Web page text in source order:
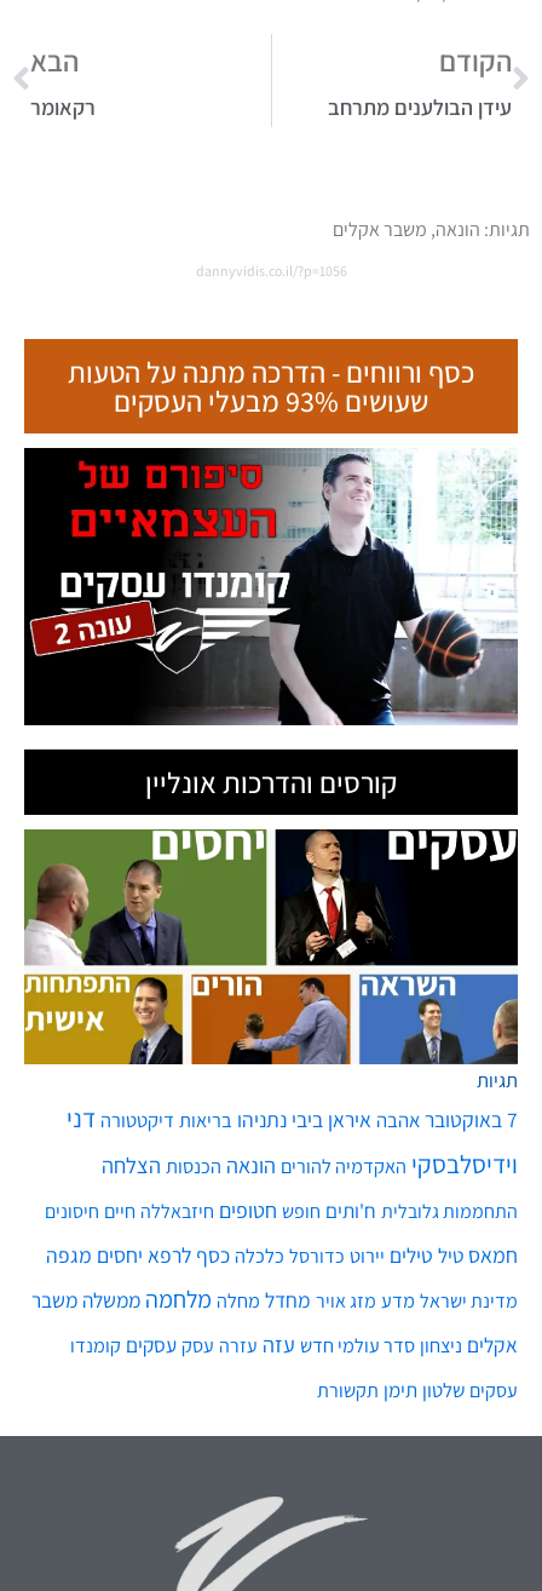
הקודם
עידן הבולענים מתרחב
הבא
רקאומר
תגיות: הונאה משבר אקלים
dannyvidis.co.il/?p=1056
כסף ורווחים - הדרכה מתנה על הטעות
שעושים 93% מבעלי העסקים
קורסים והדרכות אונליין
תגיות
7 באוקטובר אהבה איראן ביבי נתניהו בריאות דיקטטורה דני
וידיסלבסקי האקדמיה להורים הונאה הכנסות הצלחה
התחממות גלובלית ח'ותים חופש חטופים חיזבאללה חיים חיסונים
חמאס טיל טילים יירוט כדורסל כלכלה כסף לרפא יחסים מגפה
מדינת ישראל מדע מזג אויר מחדל מחלה מלחמה ממשלה משבר
אקלים ניצחון סדר עולמי חדש עזה עזרה עסק עסקים קומנדו
עסקים שלטון תימן תקשורת